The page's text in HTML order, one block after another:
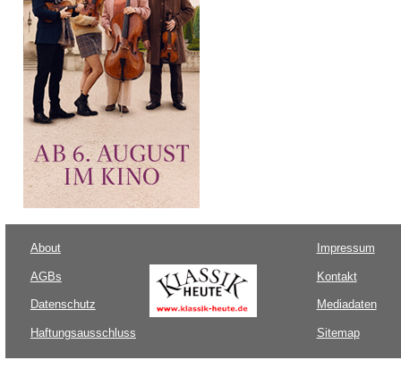
About
AGBs
Datenschutz
Haftungsausschluss
Impressum
Kontakt
Mediadaten
Sitemap